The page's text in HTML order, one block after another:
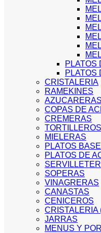
PLATOS
PLATOS
CRISTALERIA
RAMEKINES
AZUCARERAS
COPAS DE
CREMERAS
TORTILLEROS
MIELERAS
PLATOS
PLATOS DE
SOPERAS
VINAGRERAS
CANASTAS
CENICEROS
CRISTALERIA
JARRAS
MENUS Y